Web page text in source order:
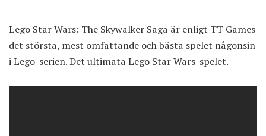
Lego Star Wars: The Skywalker Saga är enligt TT Games
det största, mest omfattande och bästa spelet någonsin
i Lego-serien. Det ultimata Lego Star Wars-spelet.